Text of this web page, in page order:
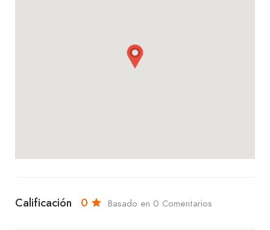
Calificación 0 Basado en 0 Comentarios